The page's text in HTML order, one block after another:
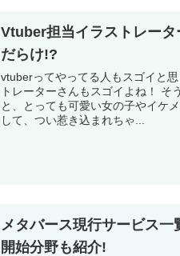
Vtuber担当イラストレー
だらけ!?
vtuberってやってる人もスゴイと
トレーターさんもスゴイよね！ そうなんです。vtuberの動画を見る
と、とっても可愛い女の子やイケ
して、つい惹き込まれちゃ...
メタバース現行サービス
開始分野も紹介!